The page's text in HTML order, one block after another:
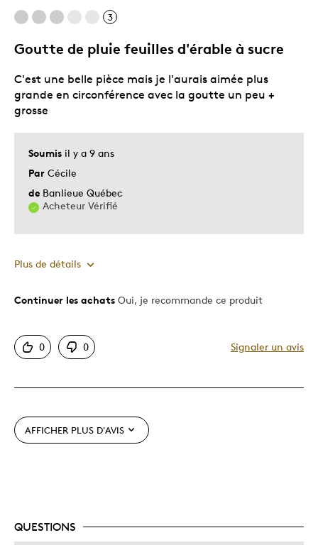
3
Goutte de pluie feuilles d'érable à sucre
Soumis il y a 9 ans
Par Cécile
de Banlieue Québec
Acheteur Vérifié
C'est une belle pièce mais je l'aurais aimée plus
grande en circonférence avec la goutte un peu +
grosse
Plus de détails
Le pour
Original
Trop petit
j'aimerais la goutte + grosse et + éclatante
Continuer les achats Oui, je recommande ce produit
0 0 Signaler un avis
AFFICHER PLUS D'AVIS
QUESTIONS